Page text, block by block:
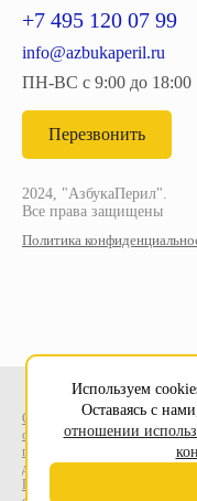
+7 495 120 07 99
info@azbukaperil.ru
ПН-ВС с 9:00 до 18:00
Перезвонить
2024, "АзбукаПерил".
Все права защищены
Политика
Соглашение на
обработку
персональных
данных
Пользовательское
Данный
характер и
офертой,
Используем
Оставаясь с
отношении